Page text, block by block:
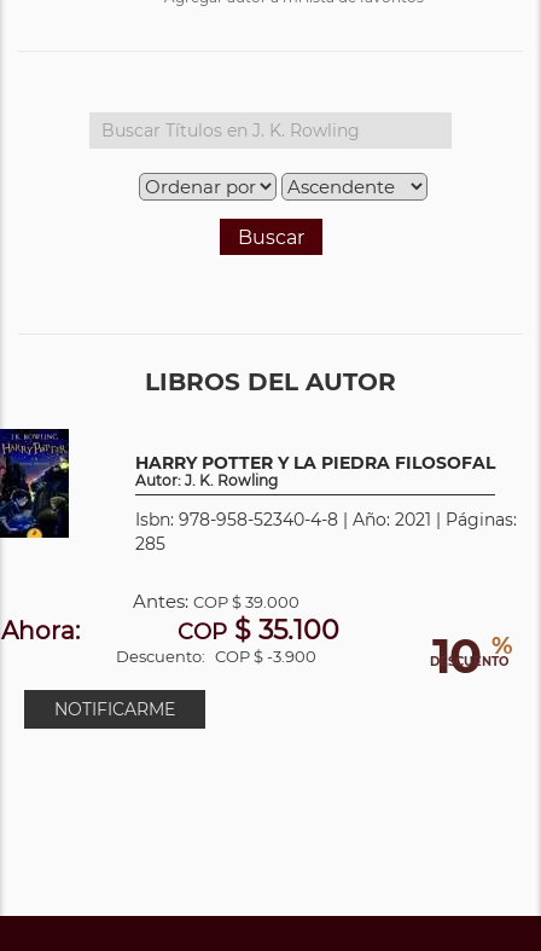
Buscar
LIBROS DEL AUTOR
HARRY POTTER Y LA PIEDRA FILOSOFAL
Autor: J. K. Rowling
Isbn: 978-958-52340-4-8 | Año: 2021 | Páginas:
285
10 %
DESCUENTO
Antes:COP$ 39.000
Ahora: COP $ 35.100
Descuento: COP $ -3.900
NOTIFICARME